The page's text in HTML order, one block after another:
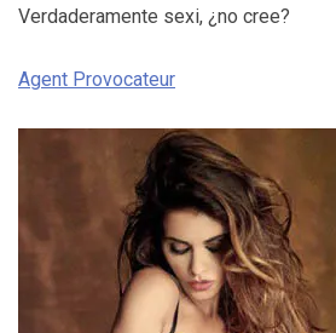
Verdaderamente sexi, ¿no cree?
Agent Provocateur